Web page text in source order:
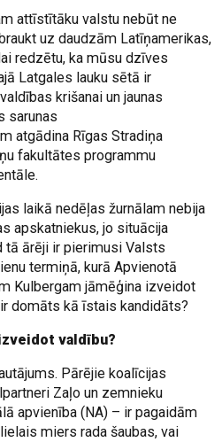
attīstītāku valstu nebūt ne
uz daudzām Latīņamerikas,
redzētu, ka mūsu dzīves
Latgales lauku sētā ir
krišanai un jaunas
sarunas
atgādina Rīgas Stradiņa
fakultātes programmu
laikā nedēļas žurnālam nebija
apskatniekus, jo situācija
tā ārēji ir pierimusi Valsts
termiņā, kurā Apvienotā
Kulbergam jāmēģina izveidot
domāts kā īstais kandidāts?
valdību?
Pārējie koalīcijas
Zaļo un zemnieku
apvienība (NA) – ir pagaidām
miers rada šaubas, vai